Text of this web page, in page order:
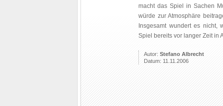
macht das Spiel in Sachen
würde zur Atmosphäre
Insgesamt wundert es nicht,
Spiel bereits vor langer Zeit in
Autor: Stefano Albrecht
Datum: 11.11.2006